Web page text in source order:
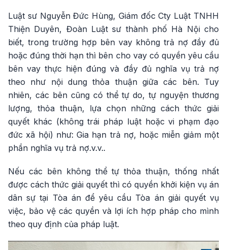
Luật sư Nguyễn Đức Hùng, Giám đốc Cty Luật TNHH
Thiện Duyên, Đoàn Luật sư thành phố Hà Nội cho
biết, trong trường hợp bên vay không trả nợ đầy đủ
hoặc đúng thời hạn thì bên cho vay có quyền yêu cầu
bên vay thực hiện đúng và đầy đủ nghĩa vụ trả nợ
theo như nội dung thỏa thuận giữa các bên. Tuy
nhiên, các bên cũng có thể tự do, tự nguyện thương
lượng, thỏa thuận, lựa chọn những cách thức giải
quyết khác (không trái pháp luật hoặc vi phạm đạo
đức xã hội) như: Gia hạn trả nợ, hoặc miễn giảm một
phần nghĩa vụ trả nợ.v.v..
Nếu các bên không thể tự thỏa thuận, thống nhất
được cách thức giải quyết thì có quyền khởi kiện vụ án
dân sự tại Tòa án để yêu cầu Tòa án giải quyết vụ
việc, bảo vệ các quyền và lợi ích hợp pháp cho mình
theo quy định của pháp luật.